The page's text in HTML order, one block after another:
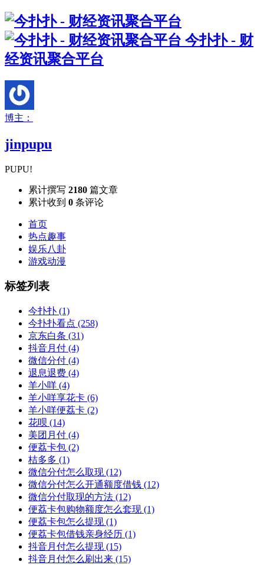
今扑扑 - 财
经资讯聚合平台
博主：
jinpupu
PUPU!
累计撰写 2180 篇文章
累计收到 0 条评论
首页
热点趣事
娱乐八卦
游戏动漫
标签列表
今扑扑 (1)
今扑扑看点 (258)
京东白条 (31)
抖音月付 (4)
微信分付 (4)
退息退费 (4)
羊小咩 (4)
羊小咩享花卡 (6)
羊小咩便荔卡 (2)
花呗 (14)
美团月付 (4)
便荔卡包 (2)
桔多多 (1)
微信分付怎么取现 (12)
微信分付怎么开通额度借钱 (12)
微信分付取现的方法 (12)
便荔卡包购物额度怎么套现 (1)
便荔卡包怎么提现 (1)
便荔卡包借钱亲身经历 (1)
抖音月付怎么提现 (15)
抖音月付怎么刷出来 (15)